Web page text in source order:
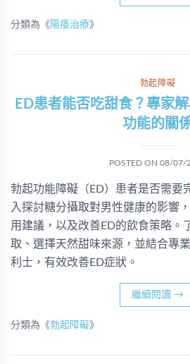
分類為《 陽痿治療》
勃起障礙
ED患者能否吃甜食？專家
功能的關
POSTED ON 08/07/
勃起功能障礙（ED）患者是否需要
入探討糖分攝取對男性健康的影響
用建議，以及改善ED的飲食策略。
取、選擇天然甜味來源，並結合專
利士，有效改善ED症狀。
繼續閱讀 →
分類為《勃起障礙》